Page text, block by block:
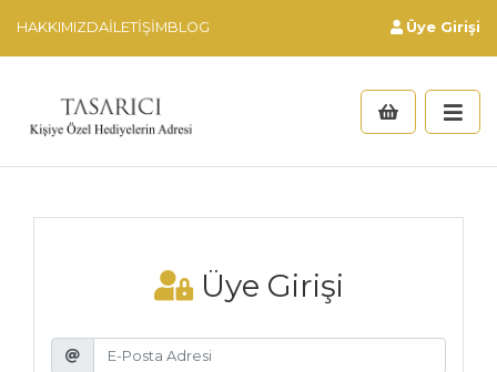
HAKKIMIZDAİLETIŞIMBLOG Üye Girişi
Üye Girişi